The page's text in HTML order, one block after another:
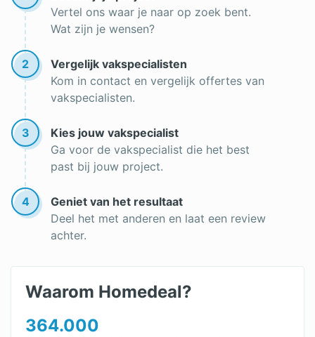
Vertel ons waar je naar op zoek bent.
Wat zijn je wensen?
2
Vergelijk vakspecialisten
Kom in contact en vergelijk offertes van
vakspecialisten.
3
Kies jouw vakspecialist
Ga voor de vakspecialist die het best
past bij jouw project.
4
Geniet van het resultaat
Deel het met anderen en laat een review
achter.
Waarom Homedeal?
364.000